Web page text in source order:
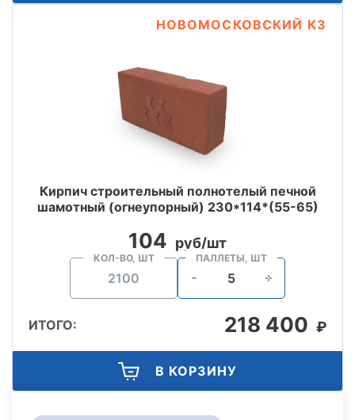
НОВОМОСКОВСКИЙ КЗ
Кирпич строительный полнотелый печной
шамотный (огнеупорный) 230*114*(55-65)
104 руб/шт
КОЛ-ВО, ШТ ПАЛЛЕТЫ, ШТ
ИТОГО: 218 400 ₽
В КОРЗИНУ